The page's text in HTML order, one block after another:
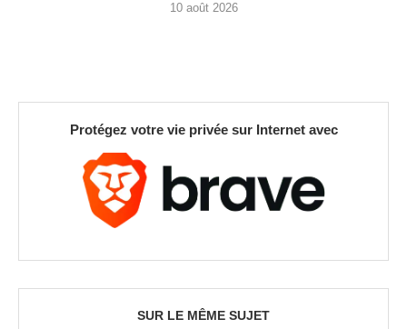
10 août 2026
Protégez votre vie privée sur Internet avec
SUR LE MÊME SUJET